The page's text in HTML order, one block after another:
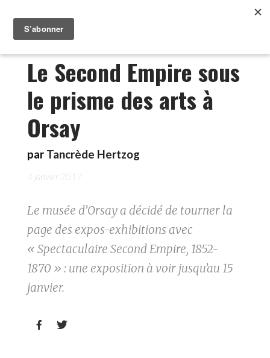
Le Second Empire sous
le prisme des arts à
Orsay
par Tancrède Hertzog
4 janvier 2017
Le musée d’Orsay a décidé de tourner la
page des expos-exhibitions avec
« Spectaculaire Second Empire, 1852-
1870 » : une exposition à voir jusqu’au 15
janvier.
 